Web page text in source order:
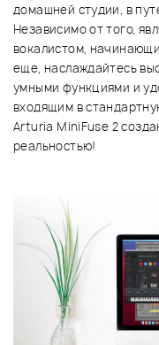
домашней студии, в
Независимо от того,
вокалистом,
еще, наслаждайтесь
умными функциями и
входящим в
Arturia MiniFuse 2
реальностью!